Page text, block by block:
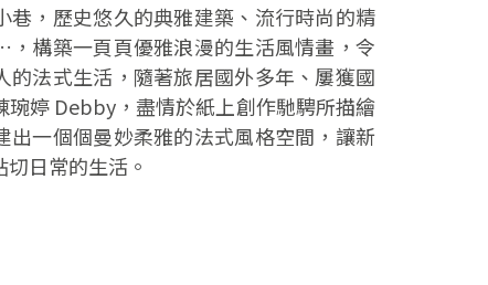
巷，歷史悠久的典雅建築、流行時尚的精
構築一頁頁優雅浪漫的生活風情畫，令
的法式生活，隨著旅居國外多年、屢獲國
琬婷 Debby，盡情於紙上創作馳騁所描繪
出一個個曼妙柔雅的法式風格空間，讓新
日常的生活。